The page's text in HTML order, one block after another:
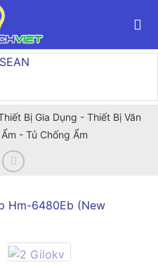
Bị Gia Dụng - Thiết Bị Văn
- Tủ Chống Ẩm